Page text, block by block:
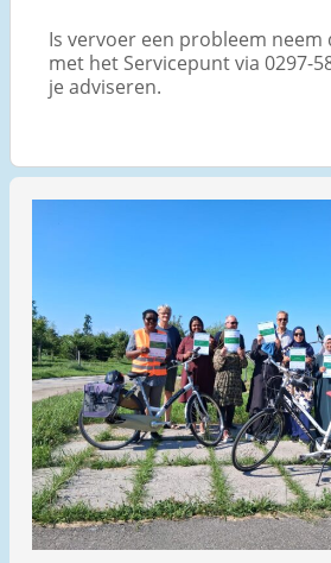
Is vervoer een probleem neem
met het Servicepunt via 0297-
je adviseren.